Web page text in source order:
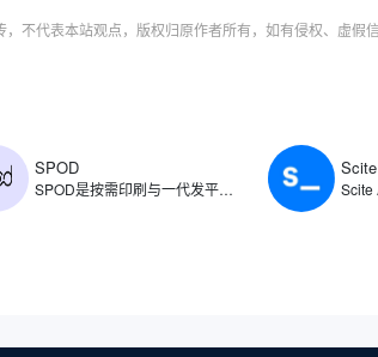
不代表本站观点，版权归原作者所有，如有侵权、虚假
SPOD
SPOD是按需印刷与一代发平台，支持商家创建、销售和分销定制印刷产品，允许用户将自己的设计印在各种产品上，如T恤、帽子、杯子等，待顾客下单后由SPOD负责生产和发货。SPOD整合了设计工具、生产流程和物流配送，支持用户将创意快速转化为商品，并通过自有电商渠道或第三方平台直接销售。